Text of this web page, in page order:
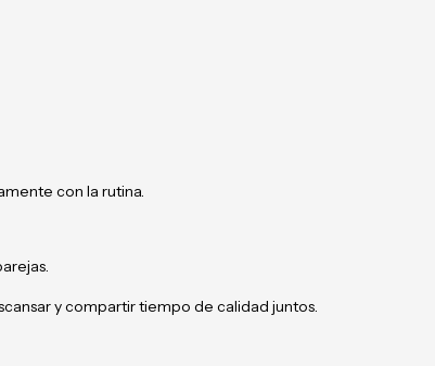
con la rutina.
y compartir tiempo de calidad juntos.